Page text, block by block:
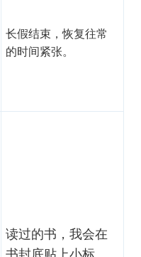
长假结束，恢复往常
的时间紧张。
读过的书，我会在